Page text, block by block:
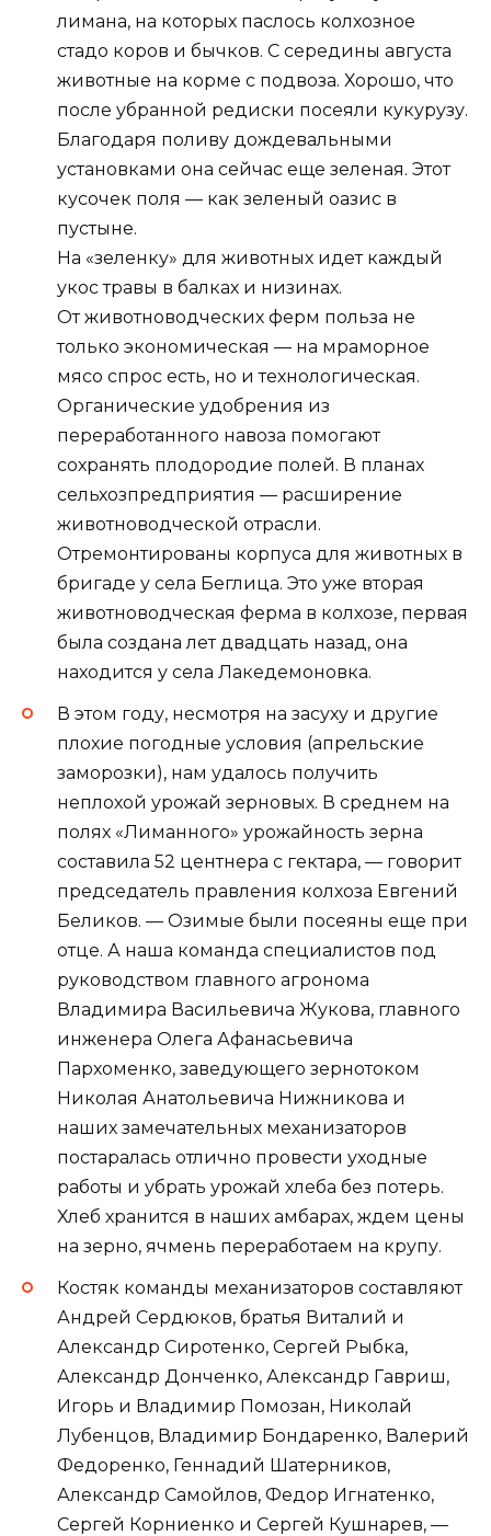
лимана, на которых паслось колхозное
стадо коров и бычков. С середины августа
животные на корме с подвоза. Хорошо, что
после убранной редиски посеяли кукурузу.
Благодаря поливу дождевальными
установками она сейчас еще зеленая. Этот
кусочек поля — как зеленый оазис в
пустыне.
На «зеленку» для животных идет каждый
укос травы в балках и низинах.
От животноводческих ферм польза не
только экономическая — на мраморное
мясо спрос есть, но и технологическая.
Органические удобрения из
переработанного навоза помогают
сохранять плодородие полей. В планах
сельхозпредприятия — расширение
животноводческой отрасли.
Отремонтированы корпуса для животных в
бригаде у села Беглица. Это уже вторая
животноводческая ферма в колхозе, первая
была создана лет двадцать назад, она
находится у села Лакедемоновка.
В этом году, несмотря на засуху и другие
плохие погодные условия (апрельские
заморозки), нам удалось получить
неплохой урожай зерновых. В среднем на
полях «Лиманного» урожайность зерна
составила 52 центнера с гектара, — говорит
председатель правления колхоза Евгений
Беликов. — Озимые были посеяны еще при
отце. А наша команда специалистов под
руководством главного агронома
Владимира Васильевича Жукова, главного
инженера Олега Афанасьевича
Пархоменко, заведующего зернотоком
Николая Анатольевича Нижникова и
наших замечательных механизаторов
постаралась отлично провести уходные
работы и убрать урожай хлеба без потерь.
Хлеб хранится в наших амбарах, ждем цены
на зерно, ячмень переработаем на крупу.
Костяк команды механизаторов составляют
Андрей Сердюков, братья Виталий и
Александр Сиротенко, Сергей Рыбка,
Александр Донченко, Александр Гавриш,
Игорь и Владимир Помозан, Николай
Лубенцов, Владимир Бондаренко, Валерий
Федоренко, Геннадий Шатерников,
Александр Самойлов, Федор Игнатенко,
Сергей Корниенко и Сергей Кушнарев, —